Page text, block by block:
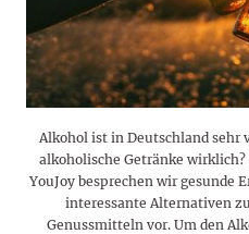
Alkohol ist in Deutschland sehr
alkoholische Getränke
YouJoy besprechen wir gesunde
interessante Alternativen
Genussmitteln vor. Um den